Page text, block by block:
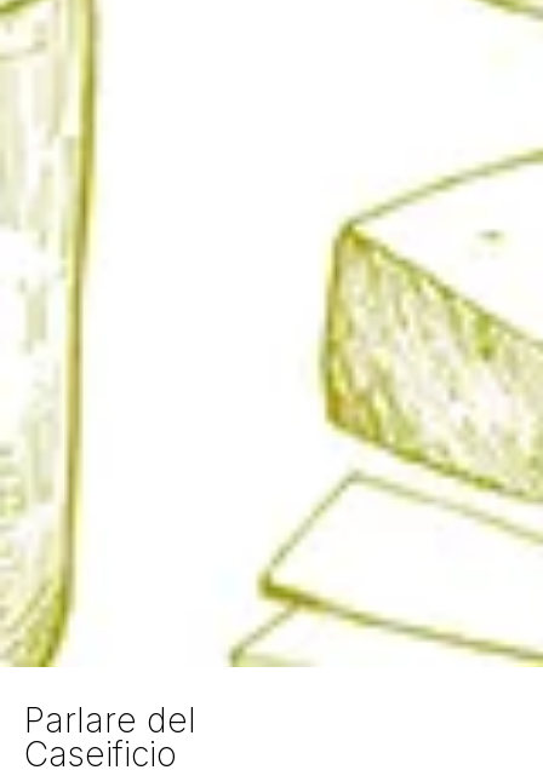
Parlare del
Caseificio